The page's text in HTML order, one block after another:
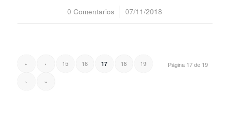
0 Comentarios
/ 07/11/2018
Página 17 de 19
« ‹ 15 16 17 18 19
› »